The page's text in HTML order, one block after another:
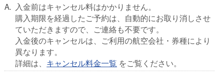
入金前はキャンセル料はかかりません。
購入期限を経過したご予約は、自動的にお取り消しさせ
ていただきますので、ご連絡も不要です。
入金後のキャンセルは、ご利用の航空会社・券種により
異なります。
詳細は、 キャンセル料金一覧 をご覧ください。